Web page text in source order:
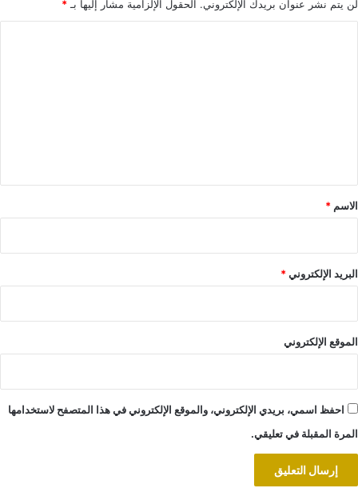
لن يتم نشر عنوان بريدك الإلكتروني. الحقول الإلزامية مشار إليها بـ *
*
الاسم *
البريد الإلكتروني*
الموقع الإلكتروني
احفظ اسمي، بريدي الإلكتروني، والموقع الإلكتروني في هذا المتصفح لاستخدامها
المرة المقبلة في تعليقي.